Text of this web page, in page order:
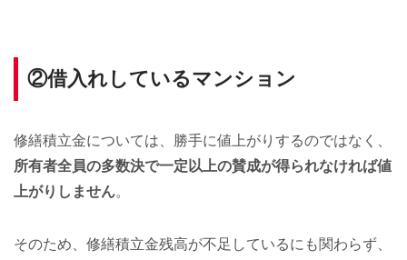
②借入れしているマンション
修繕積立金については、勝手に値上がりするのではなく、
所有者全員の多数決で一定以上の賛成が得られなければ値
上がりしません。
そのため、修繕積立金残高が不足しているにも関わらず、